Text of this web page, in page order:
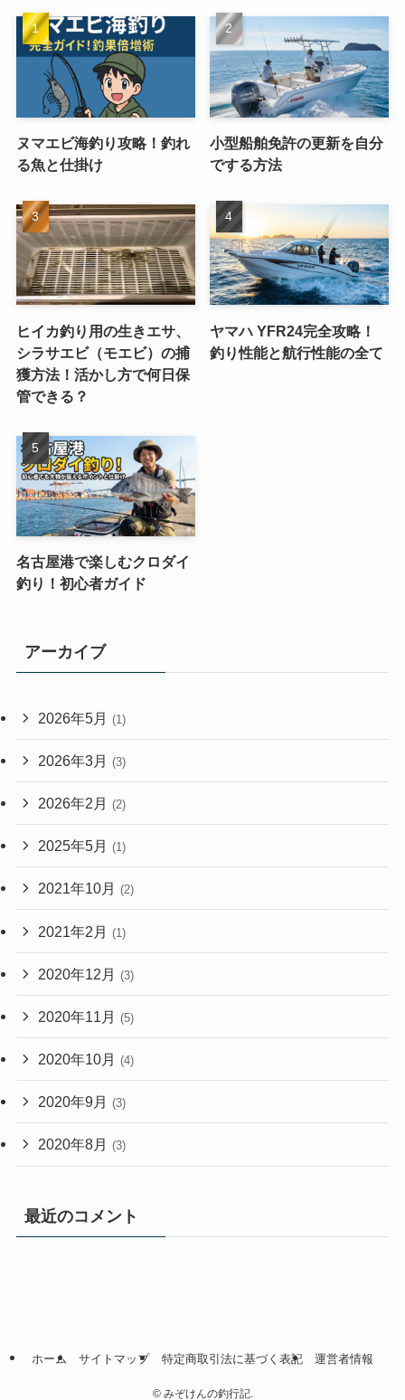
ヌマエビ海釣り攻略！釣れ
る魚と仕掛け
小型船舶免許の更新を自分
でする方法
ヒイカ釣り用の生きエサ、
シラサエビ（モエビ）の捕
獲方法！活かし方で何日保
管できる？
ヤマハ YFR24完全攻略！
釣り性能と航行性能の全て
名古屋港で楽しむクロダイ
釣り！初心者ガイド
アーカイブ
2026年5月 (1)
2026年3月 (3)
2026年2月 (2)
2025年5月 (1)
2021年10月 (2)
2021年2月 (1)
2020年12月 (3)
2020年11月 (5)
2020年10月 (4)
2020年9月 (3)
2020年8月 (3)
最近のコメント
ホーム サイトマップ 特定商取引法に基づく表記 運営者情報
©みぞけんの釣行記.